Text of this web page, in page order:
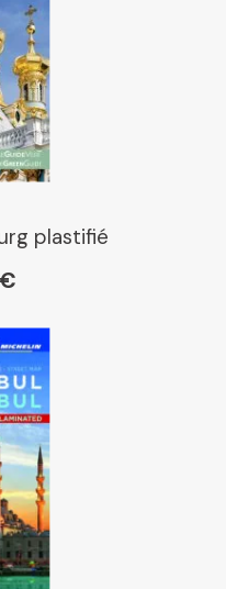
des libraires
plastifié